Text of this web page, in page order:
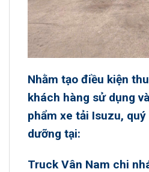
Nhằm tạo điều kiện
khách hàng sử dụng
phẩm xe tải Isuzu,
dưỡng tại:
Truck Vân Nam chi